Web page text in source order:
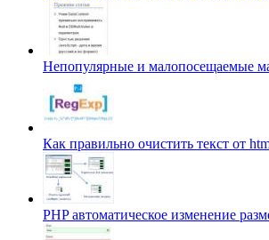
Непопулярные и малопосещаемые
Как правильно очистить текст от
PHP автоматическое изменение